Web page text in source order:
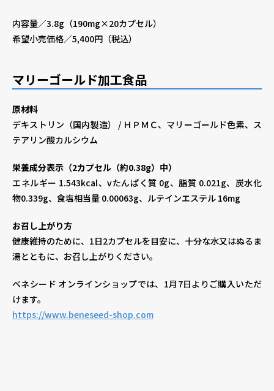
内容量／3.8g（190mg×20カプセル）
希望小売価格／5,400円（税込）
マリーゴールド加工食品
原材料
デキストリン（国内製造） / ＨＰＭＣ、マリーゴールド色素、ス
テアリン酸カルシウム
栄養成分表示（2カプセル（約0.38g）中）
エネルギー 1.543kcal、vたんぱく質 0g、脂質 0.021g、炭水化
物0.339g、食塩相当量 0.00063g、ルテインエステル 16mg
お召し上がり方
健康維持のために、1日2カプセルを目安に、十分な水又はぬるま
湯とともに、お召し上がりください。
ベネシード オンラインショップでは、1月7日よりご購入いただ
けます。
https://www.beneseed-shop.com